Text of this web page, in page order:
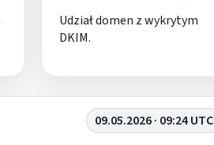
Udział domen z wykrytym
DKIM.
09.05.2026 · 09:24 UTC